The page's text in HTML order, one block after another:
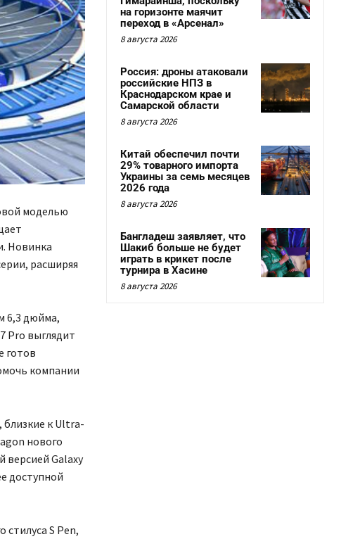
моделью
Новинка
расширяя
6,3 дюйма,
Pro выглядит
готов
компании
близкие к Ultra-
нового
версией Galaxy
доступной
S Pen,
на горизонте маячит
переход в «Арсенал»
8 августа 2026
Россия: дроны атаковали
российские НПЗ в
Краснодарском крае и
Самарской области
8 августа 2026
Китай обеспечил почти
29% товарного импорта
Украины за семь месяцев
2026 года
8 августа 2026
Бангладеш заявляет, что
Шакиб больше не будет
играть в крикет после
турнира в Хасине
8 августа 2026